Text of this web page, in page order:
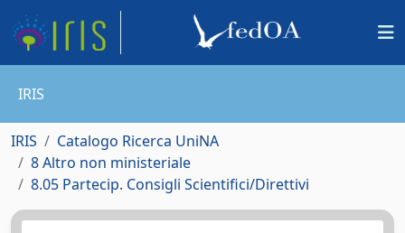
IRIS
IRIS
Catalogo Ricerca UniNA
8 Altro non ministeriale
8.05 Partecip. Consigli Scientifici/Direttivi